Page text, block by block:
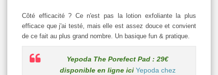
Côté efficacité ? Ce n'est pas la lotion exfoliante la plus
efficace que j'ai testé, mais elle est assez douce et convient
de ce fait au plus grand nombre. Un basique fun & pratique.
Yepoda The Porefect Pad : 29€
disponible en ligne ici Yepoda chez